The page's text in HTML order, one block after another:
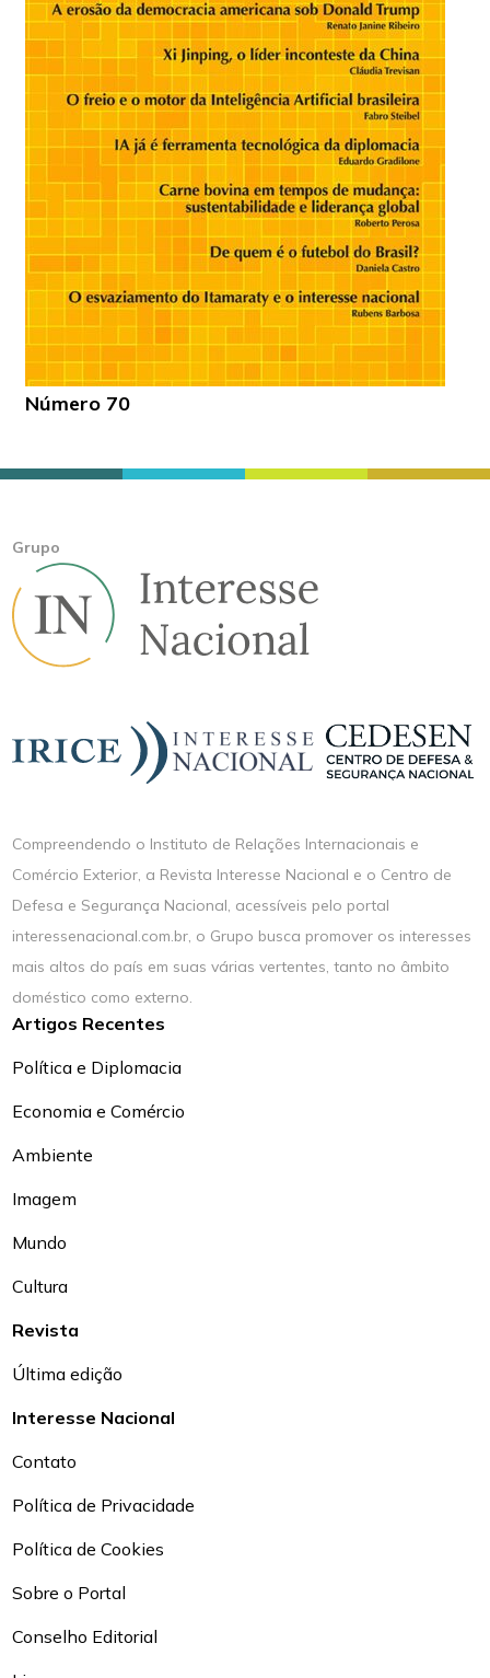
Número 70
Grupo
Compreendendo o Instituto de Relações Internacionais e
Comércio Exterior, a Revista Interesse Nacional e o Centro de
Defesa e Segurança Nacional, acessíveis pelo portal
interessenacional.com.br, o Grupo busca promover os interesses
mais altos do país em suas várias vertentes, tanto no âmbito
doméstico como externo.
Artigos Recentes
Política e Diplomacia
Economia e Comércio
Ambiente
Imagem
Mundo
Cultura
Revista
Última edição
Interesse Nacional
Contato
Política de Privacidade
Política de Cookies
Sobre o Portal
Conselho Editorial